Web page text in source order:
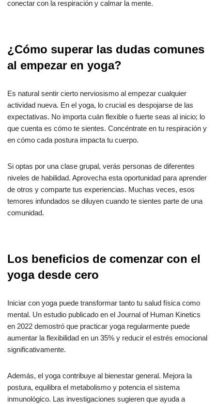
conectar con la respiración y calmar la mente.
¿Cómo superar las dudas comunes
al empezar en yoga?
Es natural sentir cierto nerviosismo al empezar cualquier
actividad nueva. En el yoga, lo crucial es despojarse de las
expectativas. No importa cuán flexible o fuerte seas al inicio; lo
que cuenta es cómo te sientes. Concéntrate en tu respiración y
en cómo cada postura impacta tu cuerpo.
Si optas por una clase grupal, verás personas de diferentes
niveles de habilidad. Aprovecha esta oportunidad para aprender
de otros y comparte tus experiencias. Muchas veces, esos
temores infundados se diluyen cuando te sientes parte de una
comunidad.
Los beneficios de comenzar con el
yoga desde cero
Iniciar con yoga puede transformar tanto tu salud física como
mental. Un estudio publicado en el Journal of Human Kinetics
en 2022 demostró que practicar yoga regularmente puede
aumentar la flexibilidad en un 35% y reducir el estrés emocional
significativamente.
Además, el yoga contribuye al bienestar general. Mejora la
postura, equilibra el metabolismo y potencia el sistema
inmunológico. Las investigaciones sugieren que ayuda a